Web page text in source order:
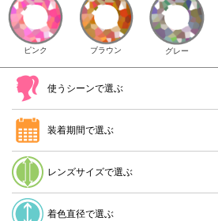
ピンク ブラウン グレー
使うシーンで選ぶ
装着期間で選ぶ
レンズサイズで選ぶ
着色直径で選ぶ